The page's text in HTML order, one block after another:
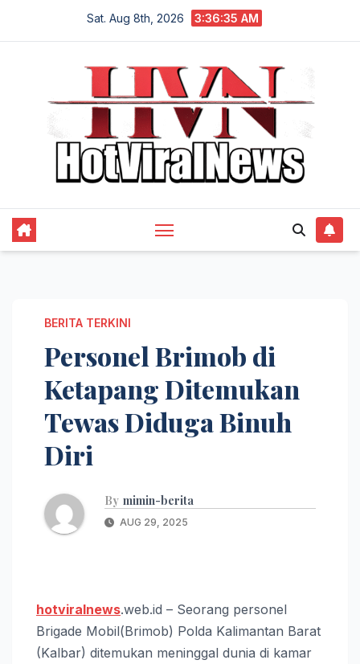
Sat. Aug 8th, 2026 3:36:36 AM
BERITA TERKINI
Personel Brimob di
Ketapang Ditemukan
Tewas Diduga Binuh
Diri
By mimin-berita
AUG 29, 2025
hotviralnews.web.id – Seorang personel
Brigade Mobil(Brimob) Polda Kalimantan Barat
(Kalbar) ditemukan meninggal dunia di kamar